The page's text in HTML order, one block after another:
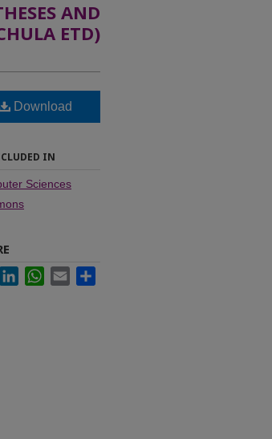
AND
ETD)
Download
IN
Sciences
FacebookLinkedInWhatsApp
Email